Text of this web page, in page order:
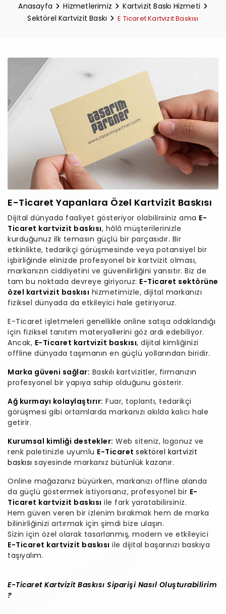
Anasayfa Hizmetlerimiz
Kartvizit Baskı Hizmeti
Sektörel Kartvizit Baskı
E Ticaret Kartvizit Baskısı
E-Ticaret Yapanlara Özel Kartvizit Baskısı
Dijital dünyada faaliyet gösteriyor olabilirsiniz ama E-
Ticaret kartvizit baskısı, hâlâ müşterilerinizle
kurduğunuz ilk temasın güçlü bir parçasıdır. Bir
etkinlikte, tedarikçi görüşmesinde veya potansiyel bir
işbirliğinde elinizde profesyonel bir kartvizit olması,
markanızın ciddiyetini ve güvenilirliğini yansıtır. Biz de
tam bu noktada devreye giriyoruz: E-Ticaret sektörüne
özel kartvizit baskısı hizmetimizle, dijital markanızı
fiziksel dünyada da etkileyici hale getiriyoruz.
E-Ticaret işletmeleri genellikle online satışa odaklandığı
için fiziksel tanıtım materyallerini göz ardı edebiliyor.
Ancak, E-Ticaret kartvizit baskısı, dijital kimliğinizi
offline dünyada taşımanın en güçlü yollarından biridir.
Marka güveni sağlar: Baskılı kartvizitler, firmanızın
profesyonel bir yapıya sahip olduğunu gösterir.
Ağ kurmayı kolaylaştırır: Fuar, toplantı, tedarikçi
görüşmesi gibi ortamlarda markanızı akılda kalıcı hale
getirir.
Kurumsal kimliği destekler: Web siteniz, logonuz ve
renk paletinizle uyumlu E-Ticaret sektörel kartvizit
baskısı sayesinde markanız bütünlük kazanır.
Online mağazanız büyürken, markanızı offline alanda
da güçlü göstermek istiyorsanız, profesyonel bir E-
Ticaret kartvizit baskısı ile fark yaratabilirsiniz.
Hem güven veren bir izlenim bırakmak hem de marka
bilinirliğinizi artırmak için şimdi bize ulaşın.
Sizin için özel olarak tasarlanmış, modern ve etkileyici
E-Ticaret kartvizit baskısı ile dijital başarınızı baskıya
taşıyalım.
E-Ticaret Kartvizit Baskısı Siparişi Nasıl Oluşturabilirim
?